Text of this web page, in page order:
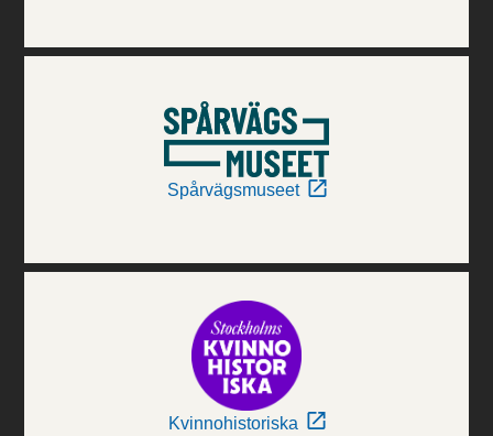
Spårvägsmuseet
Kvinnohistoriska